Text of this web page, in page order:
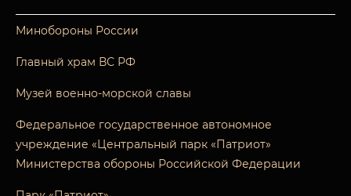
Минобороны России
Главный храм ВС РФ
Музей военно-морской славы
Федеральное государственное автономное
учреждение «Центральный парк «Патриот»
Министерства обороны Российской Федерации